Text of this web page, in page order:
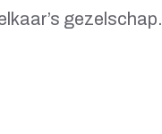
gezelschap.